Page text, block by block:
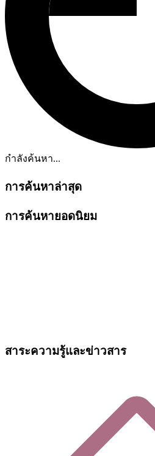
กำลังค้นหา...
การค้นหาล่าสุด
การค้นหายอดนิยม
สาระความรู้และข่าวสาร